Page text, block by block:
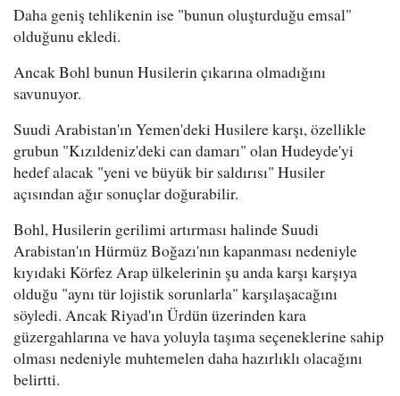
Daha geniş tehlikenin ise "bunun oluşturduğu emsal"
olduğunu ekledi.
Ancak Bohl bunun Husilerin çıkarına olmadığını
savunuyor.
Suudi Arabistan'ın Yemen'deki Husilere karşı, özellikle
grubun "Kızıldeniz'deki can damarı" olan Hudeyde'yi
hedef alacak "yeni ve büyük bir saldırısı" Husiler
açısından ağır sonuçlar doğurabilir.
Bohl, Husilerin gerilimi artırması halinde Suudi
Arabistan'ın Hürmüz Boğazı'nın kapanması nedeniyle
kıyıdaki Körfez Arap ülkelerinin şu anda karşı karşıya
olduğu "aynı tür lojistik sorunlarla" karşılaşacağını
söyledi. Ancak Riyad'ın Ürdün üzerinden kara
güzergahlarına ve hava yoluyla taşıma seçeneklerine sahip
olması nedeniyle muhtemelen daha hazırlıklı olacağını
belirtti.